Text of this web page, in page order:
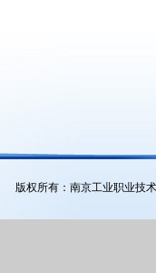
版权所有：南京工业职业技